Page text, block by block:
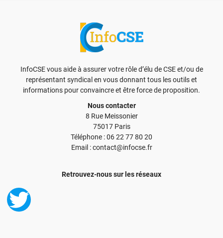
InfoCSE vous aide à assurer votre rôle d’élu de CSE et/ou de
représentant syndical en vous donnant tous les outils et
informations pour convaincre et être force de proposition.
Nous contacter
8 Rue Meissonier
75017 Paris
Téléphone : 06 22 77 80 20
Email : contact@infocse.fr
Retrouvez-nous sur les réseaux